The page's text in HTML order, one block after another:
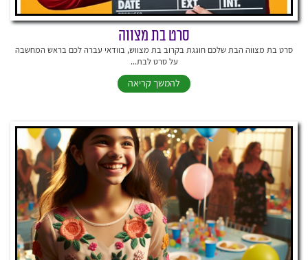
סרט בת מצווה
סרט בת מצווה הבת שלכם חוגגת בקרוב בת מצווש, בוודאי עברה לכם בראש המחשבה
על סרט לבת...
להמשך קריאה